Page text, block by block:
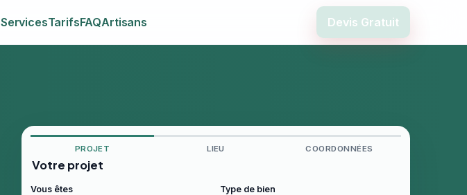
ServicesTarifsFAQArtisans Devis Gratuit
PROJET LIEU COORDONNÉES
Votre projet
Vous êtes Type de bien